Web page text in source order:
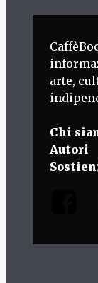
arte,
Chi
Autori